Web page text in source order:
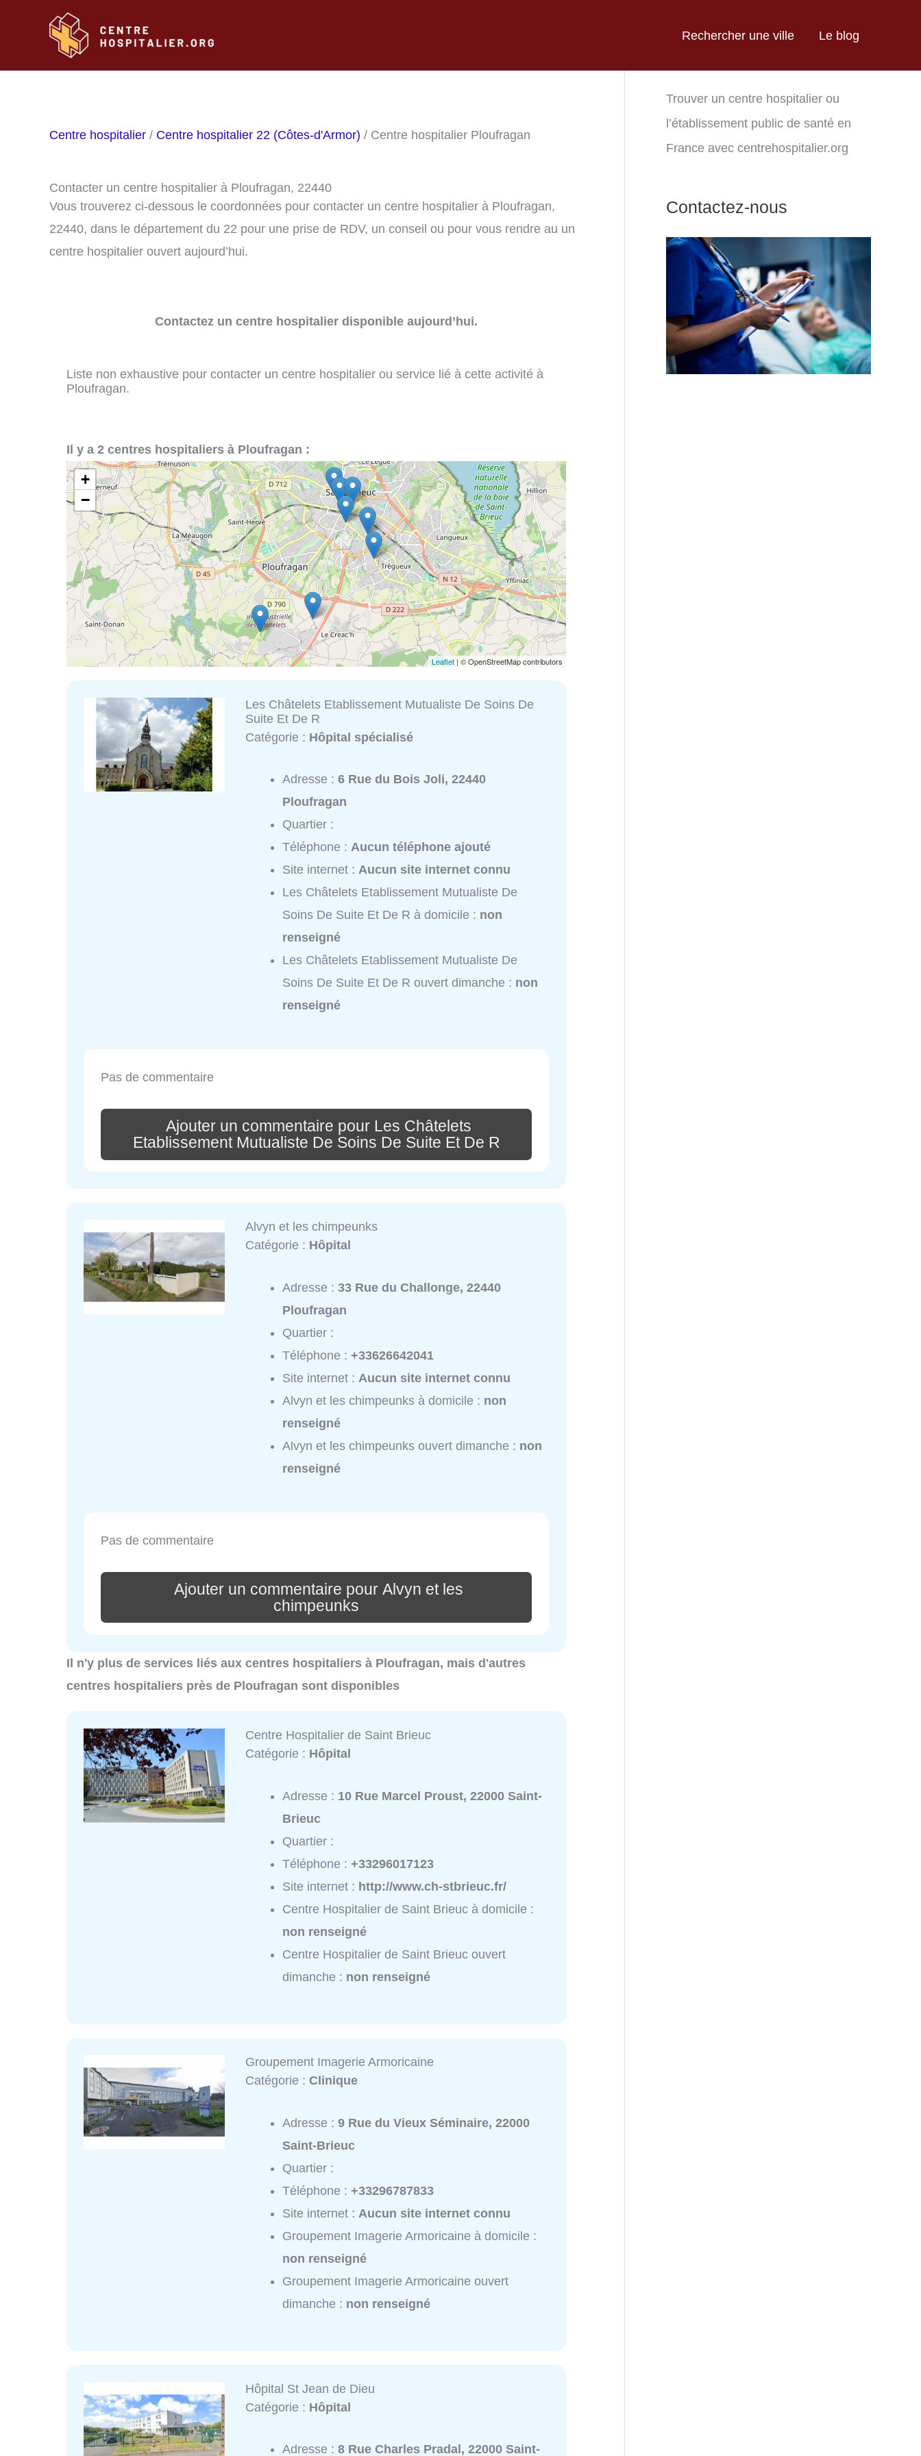
Rechercher une ville Le blog
Centre hospitalier / Centre hospitalier 22 (Côtes-d'Armor) / Centre hospitalier Ploufragan
Contacter un centre hospitalier à Ploufragan, 22440
Vous trouverez ci-dessous le coordonnées pour contacter un centre hospitalier à Ploufragan,
22440, dans le département du 22 pour une prise de RDV, un conseil ou pour vous rendre au un
centre hospitalier ouvert aujourd’hui.
Contactez un centre hospitalier disponible aujourd’hui.
Liste non exhaustive pour contacter un centre hospitalier ou service lié à cette activité à
Ploufragan.
Il y a 2 centres hospitaliers à Ploufragan :
+
−
Leaflet| © OpenStreetMap contributors
Les Châtelets Etablissement Mutualiste De Soins De
Suite Et De R
Catégorie : Hôpital spécialisé
Adresse :6 Rue du Bois Joli, 22440
Ploufragan
Quartier :
Téléphone :Aucun téléphone ajouté
Site internet :Aucun site internet connu
Les Châtelets Etablissement Mutualiste De
Soins De Suite Et De R à domicile : non
renseigné
Les Châtelets Etablissement Mutualiste De
Soins De Suite Et De R ouvert dimanche : non
renseigné
Pas de commentaire
Ajouter un commentaire pour Les Châtelets
Etablissement Mutualiste De Soins De Suite Et De R
Alvyn et les chimpeunks
Catégorie : Hôpital
Adresse :33 Rue du Challonge, 22440
Ploufragan
Quartier :
Téléphone :+33626642041
Site internet :Aucun site internet connu
Alvyn et les chimpeunks à domicile : non
renseigné
Alvyn et les chimpeunks ouvert dimanche : non
renseigné
Pas de commentaire
Ajouter un commentaire pour Alvyn et les
chimpeunks
Il n'y plus de services liés aux centres hospitaliers à Ploufragan, mais d'autres
centres hospitaliers près de Ploufragan sont disponibles
Centre Hospitalier de Saint Brieuc
Catégorie : Hôpital
Adresse : 10 Rue Marcel Proust, 22000 Saint-
Brieuc
Quartier :
Téléphone :+33296017123
Site internet : http://www.ch-stbrieuc.fr/
Centre Hospitalier de Saint Brieuc à domicile :
non renseigné
Centre Hospitalier de Saint Brieuc ouvert
dimanche : non renseigné
Groupement Imagerie Armoricaine
Catégorie :Clinique
Adresse :9 Rue du Vieux Séminaire, 22000
Saint-Brieuc
Quartier :
Téléphone :+33296787833
Site internet : Aucun site internet connu
Groupement Imagerie Armoricaine à domicile :
non renseigné
Groupement Imagerie Armoricaine ouvert
dimanche : non renseigné
Hôpital St Jean de Dieu
Catégorie : Hôpital
Adresse :8 Rue Charles Pradal, 22000 Saint-
Trouver un centre hospitalier ou
l’établissement public de santé en
France avec centrehospitalier.org
Contactez-nous